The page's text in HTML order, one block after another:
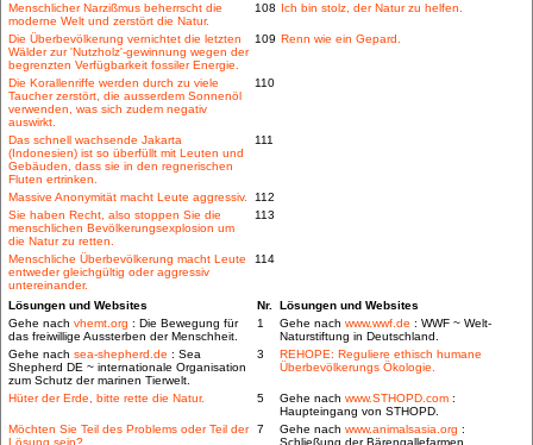
Menschlicher Narzißmus beherrscht die
moderne Welt und zerstört die Natur.
108 Ich bin stolz, der Natur zu helfen.
Die Überbevölkerung vernichtet die letzten
Wälder zur 'Nutzholz'-gewinnung wegen der
begrenzten Verfügbarkeit fossiler Energie.
109 Renn wie ein Gepard.
Die Korallenriffe werden durch zu viele
Taucher zerstört, die ausserdem Sonnenöl
verwenden, was sich zudem negativ
auswirkt.
110
Das schnell wachsende Jakarta
(Indonesien) ist so überfüllt mit Leuten und
Gebäuden, dass sie in den regnerischen
Fluten ertrinken.
111
Massive Anonymität macht Leute aggressiv.
112
Sie haben Recht, also stoppen Sie die
menschlichen Bevölkerungsexplosion um
die Natur zu retten.
113
Menschliche Überbevölkerung macht Leute
entweder gleichgültig oder aggressiv
untereinander.
114
Lösungen und Websites Nr. Lösungen und Websites
Gehe nach vhemt.org : Die Bewegung für
das freiwillige Aussterben der Menschheit.
1 Gehe nach www.wwf.de : WWF ~ Welt-
Naturstiftung in Deutschland.
Gehe nach sea-shepherd.de : Sea
Shepherd DE ~ internationale Organisation
zum Schutz der marinen Tierwelt.
3
REHOPE: Reguliere ethisch humane
Überbevölkerungs Ökologie.
Hüter der Erde, bitte rette die Natur. 5 Gehe nach www.STHOPD.com :
Haupteingang von STHOPD.
Möchten Sie Teil des Problems oder Teil der
7 Gehe nach www.animalsasia.org :